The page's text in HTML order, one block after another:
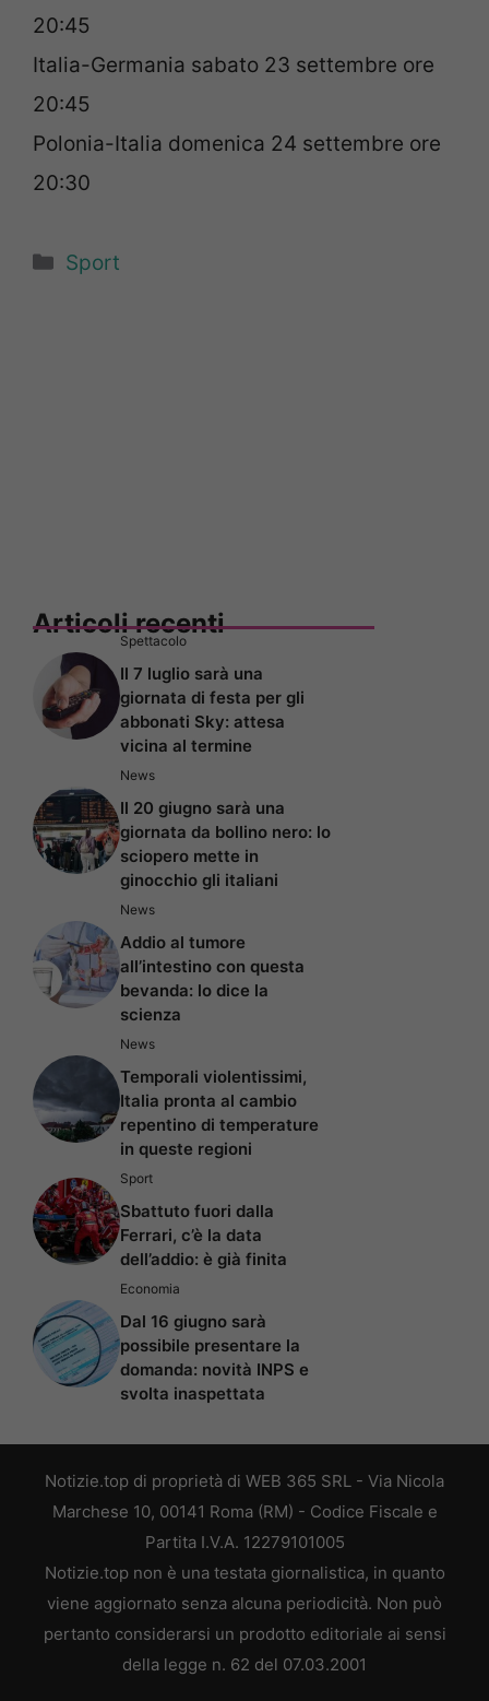
20:45
Italia-Germania sabato 23 settembre ore
20:45
Polonia-Italia domenica 24 settembre ore
20:30
Categorie
Sport
Articoli recenti
Spettacolo
Il 7 luglio sarà una
giornata di festa per gli
abbonati Sky: attesa
vicina al termine
News
Il 20 giugno sarà una
giornata da bollino nero: lo
sciopero mette in
ginocchio gli italiani
News
Addio al tumore
all’intestino con questa
bevanda: lo dice la
scienza
News
Temporali violentissimi,
Italia pronta al cambio
repentino di temperature
in queste regioni
Sport
Sbattuto fuori dalla
Ferrari, c’è la data
dell’addio: è già finita
Economia
Dal 16 giugno sarà
possibile presentare la
domanda: novità INPS e
svolta inaspettata
Notizie.top di proprietà di WEB 365 SRL - Via Nicola
Marchese 10, 00141 Roma (RM) - Codice Fiscale e
Partita I.V.A. 12279101005
Notizie.top non è una testata giornalistica, in quanto
viene aggiornato senza alcuna periodicità. Non può
pertanto considerarsi un prodotto editoriale ai sensi
della legge n. 62 del 07.03.2001